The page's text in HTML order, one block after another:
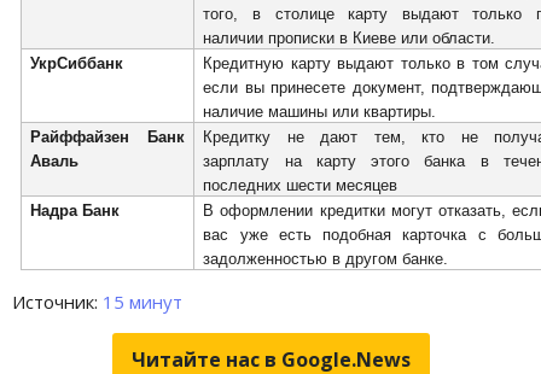
того, в столице карту выдают только
наличии прописки в Киеве или области.
УкрСиббанк
Кредитную карту выдают только в том
если вы принесете документ,
наличие машины или квартиры.
Райффайзен Банк
Аваль
Кредитку не дают тем, кто не
зарплату на карту этого банка в
последних шести месяцев
Надра Банк
В оформлении кредитки могут отказать,
вас уже есть подобная карточка с
задолженностью в другом банке.
Источник: 15 минут
Читайте нас в Google.News